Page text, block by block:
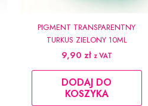
PIGMENT TRANSPARENTNY
TURKUS ZIELONY 10ML
9,90 zł z VAT
DODAJ DO
KOSZYKA